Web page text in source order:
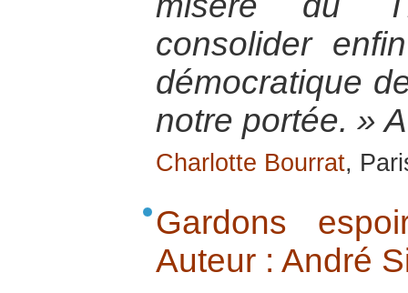
consolider
démocratique
notre portée. »
Charlotte Bourrat,
Gardons
Auteur : André